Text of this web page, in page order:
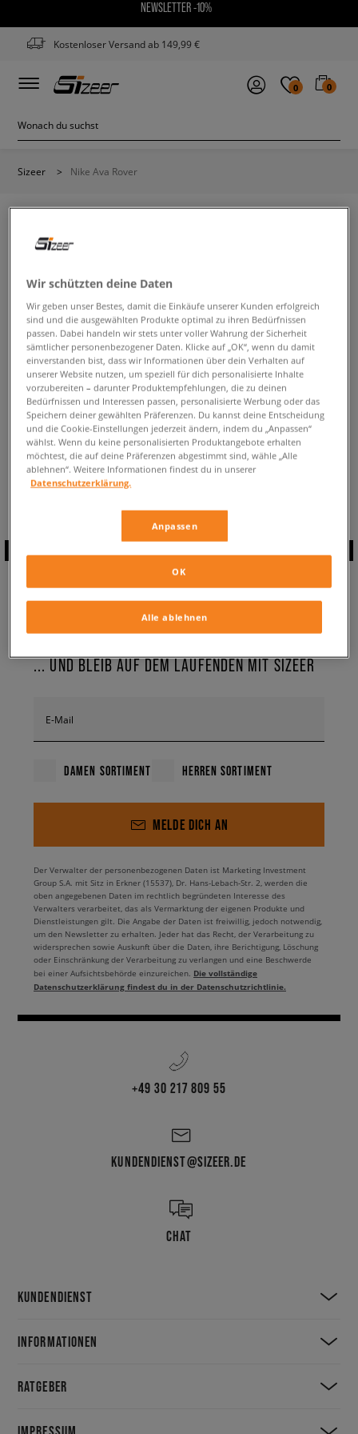
NEWSLETTER -10%
Kostenloser Versand ab 149,99 €
0 0
Sizeer > Nike Ava Rover
Ändere den Suchbegriff. Versuche, weniger Filter zu
verwenden.
ZURÜCK ZUM SHOP
Aktuell schaust du:Nike Ava Rover ✔️
Verfügbare Anzahl:0
ABONNIERE UNSEREN
NEWSLETTER
... UND BLEIB AUF DEM LAUFENDEN MIT SIZEER
E-Mail
DAMEN SORTIMENT HERREN SORTIMENT
MELDE DICH AN
Der Verwalter der personenbezogenen Daten ist Marketing Investment
Group S.A. mit Sitz in Erkner (15537), Dr. Hans-Lebach-Str. 2, werden die
oben angegebenen Daten im rechtlich begründeten Interesse des
Verwalters verarbeitet, das als Vermarktung der eigenen Produkte und
Dienstleistungen gilt. Die Angabe der Daten ist freiwillig, jedoch notwendig,
um den Newsletter zu erhalten. Jeder hat das Recht, der Verarbeitung zu
widersprechen sowie Auskunft über die Daten, ihre Berichtigung, Löschung
oder Einschränkung der Verarbeitung zu verlangen und eine Beschwerde
bei einer Aufsichtsbehörde einzureichen. Die vollständige
Datenschutzerklärung findest du in der Datenschutzrichtlinie.
+49 30 217 809 55
KUNDENDIENST@SIZEER.DE
CHAT
KUNDENDIENST
INFORMATIONEN
RATGEBER
Wir schützten deine Daten
Wir geben unser Bestes, damit die Einkäufe unserer Kunden erfolgreich
sind und die ausgewählten Produkte optimal zu ihren Bedürfnissen
passen. Dabei handeln wir stets unter voller Wahrung der Sicherheit
sämtlicher personenbezogener Daten. Klicke auf „OK“, wenn du damit
einverstanden bist, dass wir Informationen über dein Verhalten auf
unserer Website nutzen, um speziell für dich personalisierte Inhalte
vorzubereiten – darunter Produktempfehlungen, die zu deinen
Bedürfnissen und Interessen passen, personalisierte Werbung oder das
Speichern deiner gewählten Präferenzen. Du kannst deine Entscheidung
und die Cookie-Einstellungen jederzeit ändern, indem du „Anpassen“
wählst. Wenn du keine personalisierten Produktangebote erhalten
möchtest, die auf deine Präferenzen abgestimmt sind, wähle „Alle
ablehnen“. Weitere Informationen findest du in unserer
Datenschutzerklärung.
Anpassen
Alle ablehnen
OK